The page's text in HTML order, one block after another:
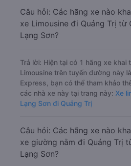
Câu hỏi: Các hãng xe nào
xe Limousine đi Quảng Trị từ
Lạng Sơn?
Trả lời: Hiện tại có 1 hãng xe khai
Limousine trên tuyến đường này
Express, bạn có thể tham khảo
các nhà xe này tại trang này: Xe
Lạng Sơn đi Quảng Trị
Câu hỏi: Các hãng xe nào
xe giường nằm đi Quảng Trị
Lạng Sơn?